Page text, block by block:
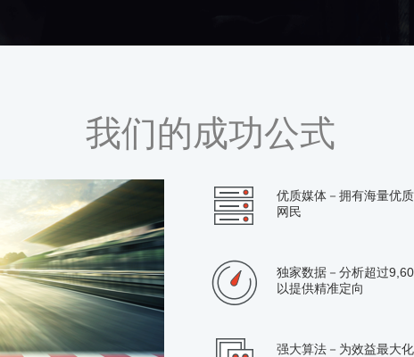
我们的成功公式
优质媒体－拥有海量优
网民
独家数据－分析超过
以提供精准定向
强大算法－为效益最大